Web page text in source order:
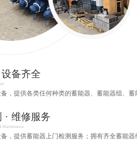
备齐全
，提供各类任何种类的蓄能器、蓄能器组、
· 维修服务
Maintenance
，提供蓄能器上门检测服务；拥有齐全蓄能